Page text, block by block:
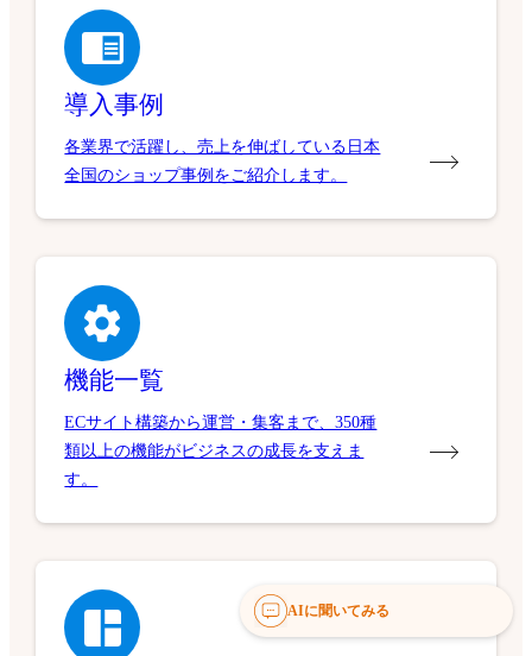
導入事例
各業界で活躍し、売上を伸ばしている日本
全国のショップ事例をご紹介します。
機能一覧
ECサイト構築から運営・集客まで、350種
類以上の機能がビジネスの成長を支えま
す。
AIに聞いてみる